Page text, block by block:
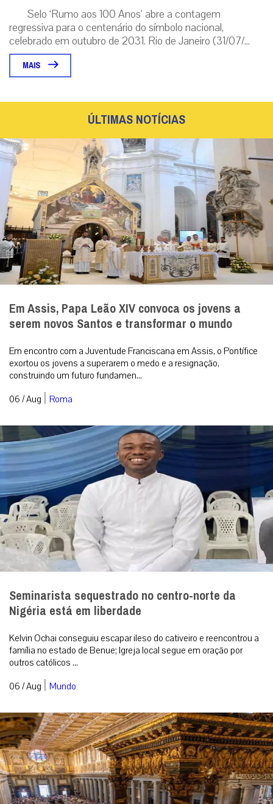
Selo ‘Rumo aos 100 Anos’ abre a contagem
regressiva para o centenário do símbolo nacional,
celebrado em outubro de 2031. Rio de Janeiro (31/07/...
MAIS
ÚLTIMAS NOTÍCIAS
Em Assis, Papa Leão XIV convoca os jovens a
serem novos Santos e transformar o mundo
Em encontro com a Juventude Franciscana em Assis, o Pontífice
exortou os jovens a superarem o medo e a resignação,
construindo um futuro fundamen...
06 / Aug | Roma
Seminarista sequestrado no centro-norte da
Nigéria está em liberdade
Kelvin Ochai conseguiu escapar ileso do cativeiro e reencontrou a
família no estado de Benue; Igreja local segue em oração por
outros católicos ...
06 / Aug | Mundo